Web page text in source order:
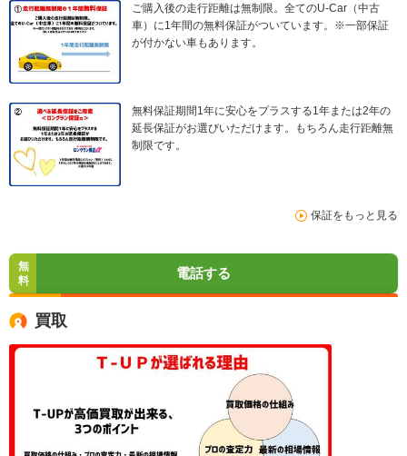
ご購入後の走行距離は無制限。全てのU-Car（中古
車）に1年間の無料保証がついています。※一部保証
が付かない車もあります。
無料保証期間1年に安心をプラスする1年または2年の
延長保証がお選びいただけます。もちろん走行距離無
制限です。
保証をもっと見る
無
料
電話する
買取